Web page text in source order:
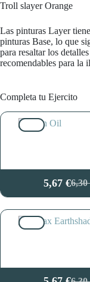
Troll slayer Orange
Las pinturas Layer
pinturas Base, lo que
para resaltar los
recomendables para la
Completa tu Ejercito
6,30
El
era:
5,67 €El
es: